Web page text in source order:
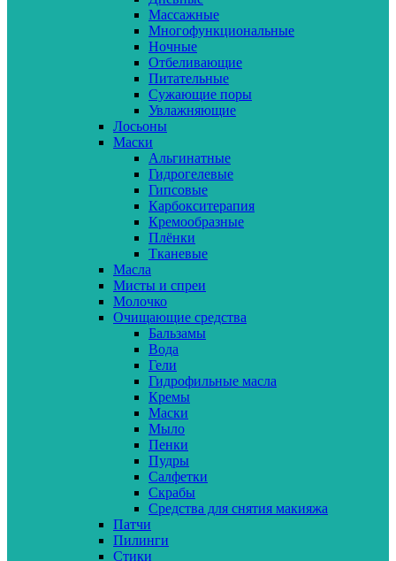
Массажные
Многофункциональные
Ночные
Отбеливающие
Питательные
Сужающие поры
Увлажняющие
Лосьоны
Маски
Альгинатные
Гидрогелевые
Гипсовые
Карбокситерапия
Кремообразные
Плёнки
Тканевые
Масла
Мисты и спреи
Молочко
Очищающие средства
Бальзамы
Вода
Гели
Гидрофильные масла
Кремы
Маски
Мыло
Пенки
Пудры
Салфетки
Скрабы
Средства для снятия макияжа
Патчи
Пилинги
Стики